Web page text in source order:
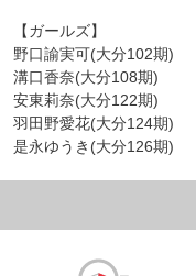
【ガールズ】
野口諭実可(大分102期)
溝口香奈(大分108期)
安東莉奈(大分122期)
羽田野愛花(大分124期)
是永ゆうき(大分126期)